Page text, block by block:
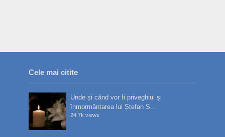
Cele mai citite
Unde și când vor fi priveghiul și
înmormântarea lui Ștefan S...
24.7k views